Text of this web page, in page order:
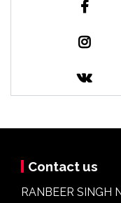
Contact us
RANBEER SINGH